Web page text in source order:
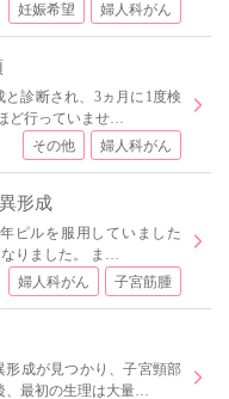
妊娠希望 婦人科がん
診断され、3ヵ月に1度検
ど行っていませ…
その他 婦人科がん
形成
ピルを服用していました
なりました。 ま…
婦人科がん 子宮筋腫
成が見つかり、子宮頸部
、最初の生理は大量…